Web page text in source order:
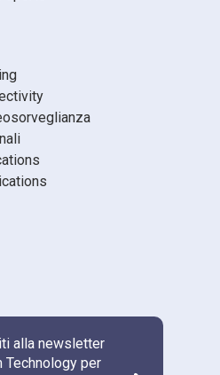
alla newsletter
Technology per